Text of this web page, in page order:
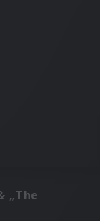
„The